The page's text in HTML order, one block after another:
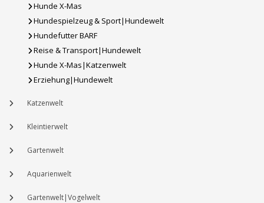
Hunde X-Mas
Hundespielzeug & Sport|Hundewelt
Hundefutter BARF
Reise & Transport|Hundewelt
Hunde X-Mas|Katzenwelt
Erziehung|Hundewelt
Katzenwelt
Kleintierwelt
Gartenwelt
Aquarienwelt
Gartenwelt|Vogelwelt